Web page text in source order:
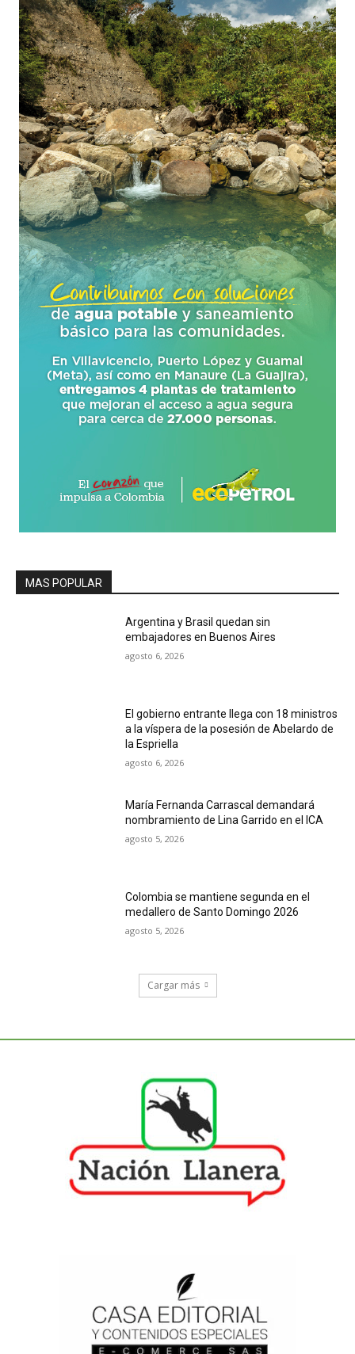
MAS POPULAR
Argentina y Brasil quedan sin
embajadores en Buenos Aires
agosto 6, 2026
El gobierno entrante llega con 18 ministros
a la víspera de la posesión de Abelardo de
la Espriella
agosto 6, 2026
María Fernanda Carrascal demandará
nombramiento de Lina Garrido en el ICA
agosto 5, 2026
Colombia se mantiene segunda en el
medallero de Santo Domingo 2026
agosto 5, 2026
Cargar más